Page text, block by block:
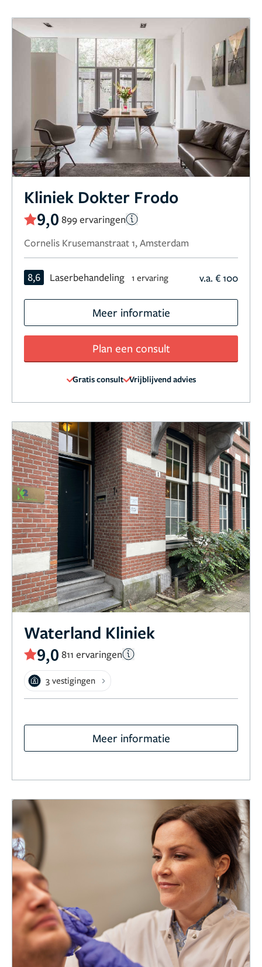
Kliniek Dokter Frodo
9,0 899 ervaringen
Cornelis Krusemanstraat 1, Amsterdam
8,6 Laserbehandeling 1 ervaring v.a. € 100
Meer informatie
Plan een consult
Gratis consult Vrijblijvend advies
Waterland Kliniek
9,0 811 ervaringen
3 vestigingen
Meer informatie